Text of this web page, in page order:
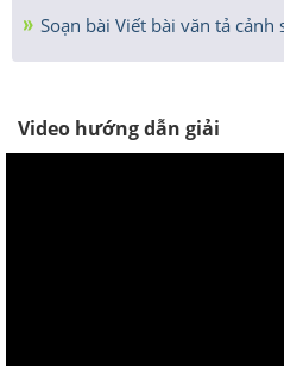
Soạn bài Viết bài văn tả cảnh
Video hướng dẫn giải